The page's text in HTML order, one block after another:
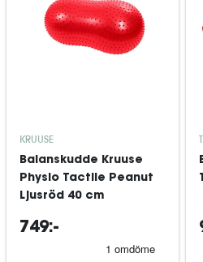
KRUUSE
Balanskudde Kruuse
Physio Tactile Peanut
Ljusröd 40 cm
749:-